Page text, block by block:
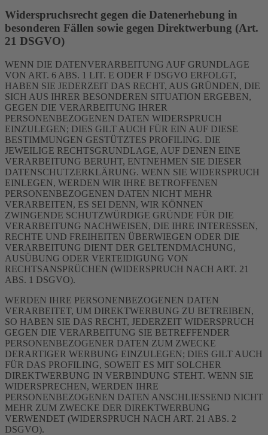
Widerspruchsrecht gegen die Datenerhebung in
besonderen Fällen sowie gegen Direktwerbung (Art.
21 DSGVO)
WENN DIE DATENVERARBEITUNG AUF GRUNDLAGE
VON ART. 6 ABS. 1 LIT. E ODER F DSGVO ERFOLGT,
HABEN SIE JEDERZEIT DAS RECHT, AUS GRÜNDEN, DIE
SICH AUS IHRER BESONDEREN SITUATION ERGEBEN,
GEGEN DIE VERARBEITUNG IHRER
PERSONENBEZOGENEN DATEN WIDERSPRUCH
EINZULEGEN; DIES GILT AUCH FÜR EIN AUF DIESE
BESTIMMUNGEN GESTÜTZTES PROFILING. DIE
JEWEILIGE RECHTSGRUNDLAGE, AUF DENEN EINE
VERARBEITUNG BERUHT, ENTNEHMEN SIE DIESER
DATENSCHUTZERKLÄRUNG. WENN SIE WIDERSPRUCH
EINLEGEN, WERDEN WIR IHRE BETROFFENEN
PERSONENBEZOGENEN DATEN NICHT MEHR
VERARBEITEN, ES SEI DENN, WIR KÖNNEN
ZWINGENDE SCHUTZWÜRDIGE GRÜNDE FÜR DIE
VERARBEITUNG NACHWEISEN, DIE IHRE INTERESSEN,
RECHTE UND FREIHEITEN ÜBERWIEGEN ODER DIE
VERARBEITUNG DIENT DER GELTENDMACHUNG,
AUSÜBUNG ODER VERTEIDIGUNG VON
RECHTSANSPRÜCHEN (WIDERSPRUCH NACH ART. 21
ABS. 1 DSGVO).
WERDEN IHRE PERSONENBEZOGENEN DATEN
VERARBEITET, UM DIREKTWERBUNG ZU BETREIBEN,
SO HABEN SIE DAS RECHT, JEDERZEIT WIDERSPRUCH
GEGEN DIE VERARBEITUNG SIE BETREFFENDER
PERSONENBEZOGENER DATEN ZUM ZWECKE
DERARTIGER WERBUNG EINZULEGEN; DIES GILT AUCH
FÜR DAS PROFILING, SOWEIT ES MIT SOLCHER
DIREKTWERBUNG IN VERBINDUNG STEHT. WENN SIE
WIDERSPRECHEN, WERDEN IHRE
PERSONENBEZOGENEN DATEN ANSCHLIESSEND NICHT
MEHR ZUM ZWECKE DER DIREKTWERBUNG
VERWENDET (WIDERSPRUCH NACH ART. 21 ABS. 2
DSGVO).